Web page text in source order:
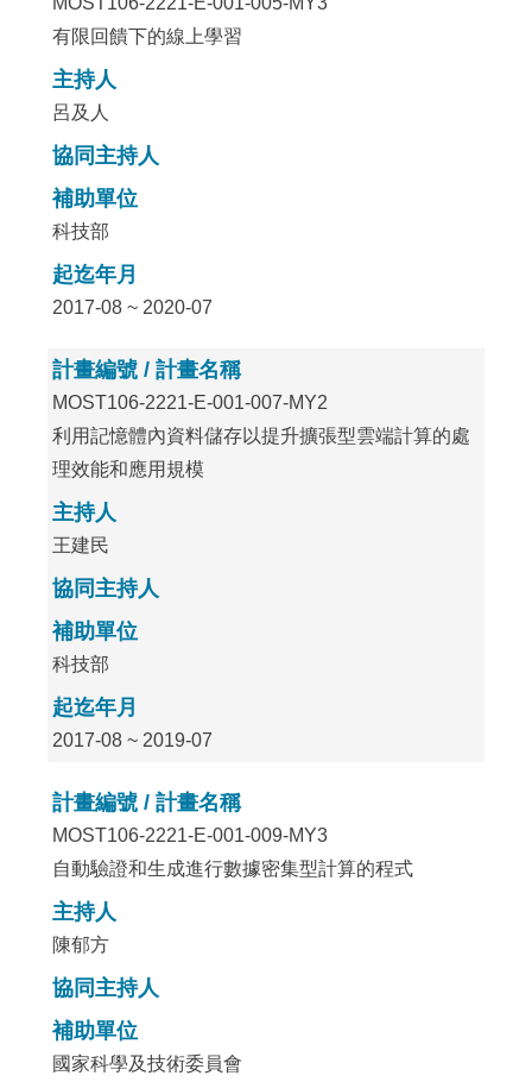
有限回饋下的線上學習
主持人
呂及人
協同主持人
補助單位
科技部
起迄年月
2017-08 ~ 2020-07
計畫編號 / 計畫名稱
MOST106-2221-E-001-007-MY2
利用記憶體內資料儲存以提升擴張型雲端計算的處
理效能和應用規模
主持人
王建民
協同主持人
補助單位
科技部
起迄年月
2017-08 ~ 2019-07
計畫編號 / 計畫名稱
MOST106-2221-E-001-009-MY3
自動驗證和生成進行數據密集型計算的程式
主持人
陳郁方
協同主持人
補助單位
國家科學及技術委員會